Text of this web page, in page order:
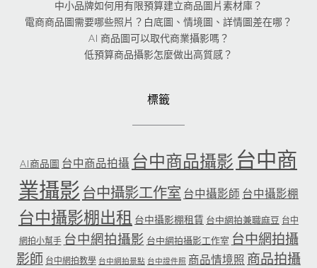
中小品牌如何用有限預算建立商品圖片素材庫？
電商商品圖需要哪些照片？白底圖、情境圖、詳情圖差在哪？
AI 商品圖可以取代商業攝影嗎？
低預算商品攝影怎麼做出高質感？
標籤
AI商品圖 台中商品拍攝 台中商品攝影 台中商
業攝影 台中攝影工作室 台中攝影師 台中攝影棚
台中攝影棚出租 台中攝影棚租賃 台中網拍兼職麻豆 台中
網拍小幫手 台中網拍攝影 台中網拍攝影工作室 台中網拍攝
影師 台中網拍教學 台中網拍景點 台中證件照 商品情境照 商品拍攝